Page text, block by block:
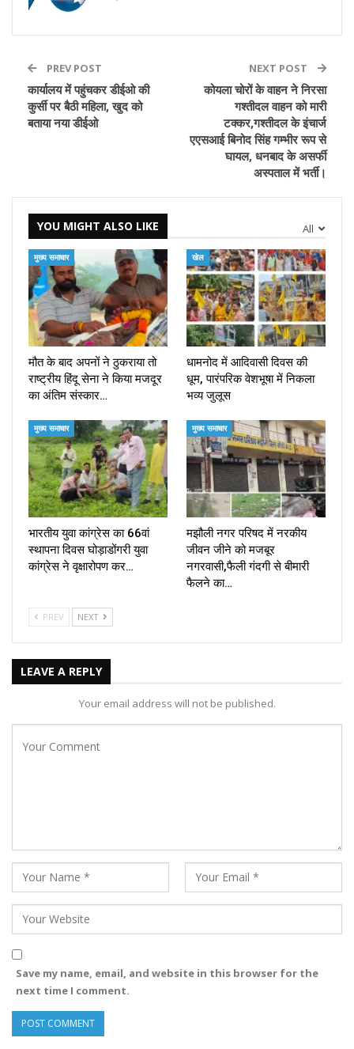
PREV POST
कार्यालय में पहुंचकर डीईओ की
कुर्सी पर बैठी महिला, खुद को
बताया नया डीईओ
NEXT POST
कोयला चोरों के वाहन ने निरसा
गश्तीदल वाहन को मारी
टक्कर,गश्तीदल के इंचार्ज
एएसआई बिनोद सिंह गम्भीर रूप से
घायल, धनबाद के असर्फी
अस्पताल में भर्ती।
All
YOU MIGHT ALSO LIKE
मुख्य समाचार
मौत के बाद अपनों ने ठुकराया तो
राष्ट्रीय हिंदू सेना ने किया मजदूर
का अंतिम संस्कार…
खेल
धामनोद में आदिवासी दिवस की
धूम, पारंपरिक वेशभूषा में निकला
भव्य जुलूस
मुख्य समाचार
भारतीय युवा कांग्रेस का 66वां
स्थापना दिवस घोड़ाडोंगरी युवा
कांग्रेस ने वृक्षारोपण कर…
मुख्य समाचार
मझौली नगर परिषद में नरकीय
जीवन जीने को मजबूर
नगरवासी,फैली गंदगी से बीमारी
फैलने का…
PREV NEXT
LEAVE A REPLY
Your email address will not be published.
Save my name, email, and website in this browser for the
next time I comment.